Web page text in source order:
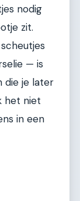
nodig
zit.
— is
die je later
het niet
in een